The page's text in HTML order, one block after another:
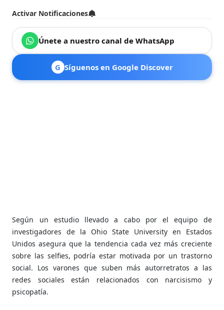
Activar Notificaciones
Únete a nuestro canal de WhatsApp
G Síguenos en Google Discover
Según un estudio llevado a cabo por el equipo de
investigadores de la Ohio State University en Estados
Unidos asegura que la tendencia cada vez más creciente
sobre las selfies, podría estar motivada por un trastorno
social. Los varones que suben más autorretratos a las
redes sociales están relacionados con narcisismo y
psicopatía.